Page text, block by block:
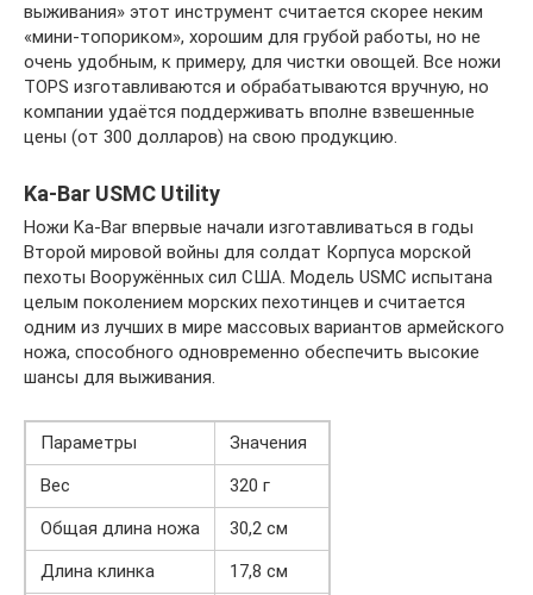
выживания» этот инструмент считается скорее неким
«мини-топориком», хорошим для грубой работы, но не
очень удобным, к примеру, для чистки овощей. Все ножи
TOPS изготавливаются и обрабатываются вручную, но
компании удаётся поддерживать вполне взвешенные
цены (от 300 долларов) на свою продукцию.
Ka-Bar USMC Utility
Ножи Ka-Bar впервые начали изготавливаться в годы
Второй мировой войны для солдат Корпуса морской
пехоты Вооружённых сил США. Модель USMC испытана
целым поколением морских пехотинцев и считается
одним из лучших в мире массовых вариантов армейского
ножа, способного одновременно обеспечить высокие
шансы для выживания.
Параметры
Значения
Вес
320 г
Общая длина ножа
30,2 см
Длина клинка
17,8 см